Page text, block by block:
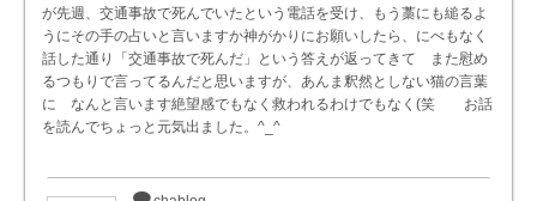
が先週、交通事故で死んでいたという電話を受け、もう藁にも縋るよ
うにその手の占いと言いますか神がかりにお願いしたら、にべもなく
話した通り「交通事故で死んだ」という答えが返ってきて また慰め
るつもりで言ってるんだと思いますが、あんま釈然としない猫の言葉
に なんと言います絶望感でもなく救われるわけでもなく(笑 お話
を読んでちょっと元気出ました。^_^